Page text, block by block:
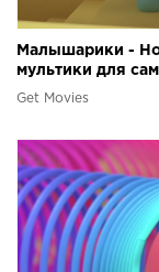
Малышарики -
мультики для
Get Movies